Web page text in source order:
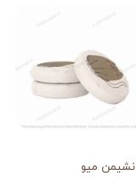
نشیمن میو